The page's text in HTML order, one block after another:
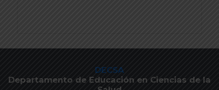
DECSA
Departamento de Educación en Ciencias de la